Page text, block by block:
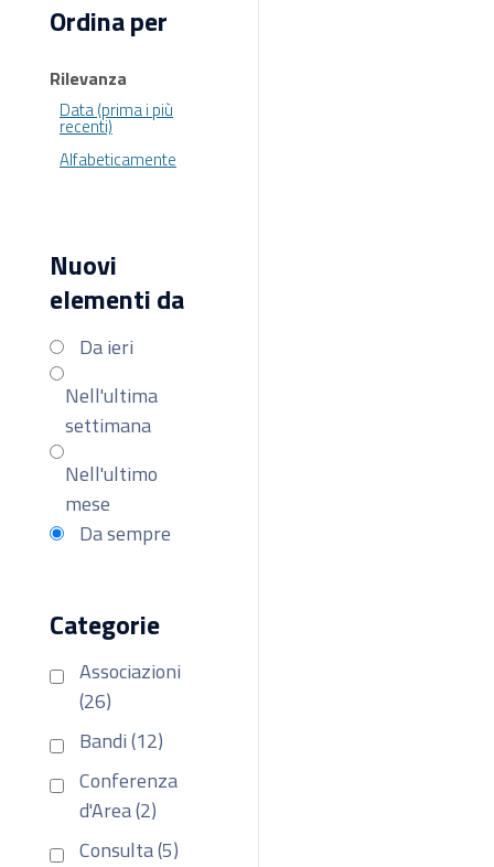
Ordina per
Rilevanza
Data (prima i più
recenti)
Alfabeticamente
Nuovi
elementi da
Da ieri
Nell'ultima
settimana
Nell'ultimo
mese
Da sempre
Categorie
Associazioni
(26)
Bandi (12)
Conferenza
d'Area (2)
Consulta (5)